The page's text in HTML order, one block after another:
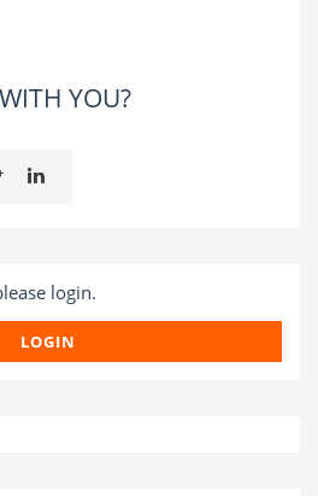
YOU?
login.
LOGIN